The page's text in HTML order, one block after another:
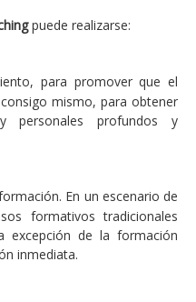
puede realizarse:
para promover que el
mismo, para obtener
personales profundos y
En un escenario de
formativos tradicionales
excepción de la formación
inmediata.